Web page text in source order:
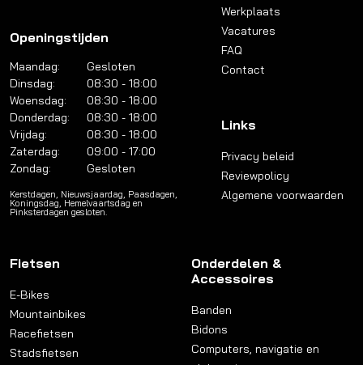
Openingstijden
Maandag:
Gesloten
Dinsdag:
08:30 - 18:00
Woensdag:
08:30 - 18:00
Donderdag:
08:30 - 18:00
Vrijdag:
08:30 - 18:00
Zaterdag:
09:00 - 17:00
Zondag:
Gesloten
Kerstdagen, Nieuwsjaardag, Paasdagen,
Koningsdag, Hemelvaartsdag en
Pinksterdagen gesloten.
Werkplaats
Vacatures
FAQ
Contact
Links
Privacy beleid
Reviewpolicy
Algemene voorwaarden
Fietsen
E-Bikes
Mountainbikes
Racefietsen
Stadsfietsen
Onderdelen &
Accessoires
Banden
Bidons
Computers, navigatie en